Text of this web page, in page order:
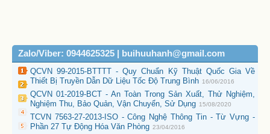
Zalo/Viber: 0944625325 | buihuuhanh@gmail.com
QCVN 99-2015-BTTTT - Quy Chuẩn Kỹ Thuật Quốc Gia Về
Thiết Bị Truyền Dẫn Dữ Liệu Tốc Độ Trung Bình 16/06/2016
QCVN 01-2019-BCT - An Toàn Trong Sản Xuất, Thử Nghiệm,
Nghiệm Thu, Bảo Quản, Vận Chuyển, Sử Dụng 15/08/2020
TCVN 7563-27-2013-ISO - Công Nghệ Thông Tin - Từ Vựng -
Phần 27 Tự Động Hóa Văn Phòng 23/04/2016